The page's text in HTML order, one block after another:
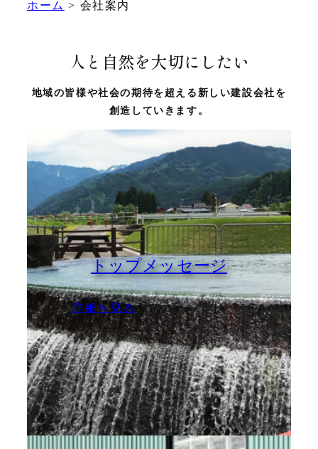
ホーム > 会社案内
人と自然を大切にしたい
地域の皆様や社会の期待を超える新しい建設会社を
創造していきます。
トップメッセージ
詳細を見る:
ト
ッ
プ
メ
ッ
セ